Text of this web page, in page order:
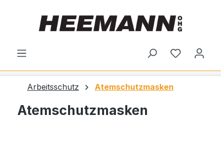
Du hast 0
Arbeitsschutz Atemschutzmasken
Atemschutzmasken